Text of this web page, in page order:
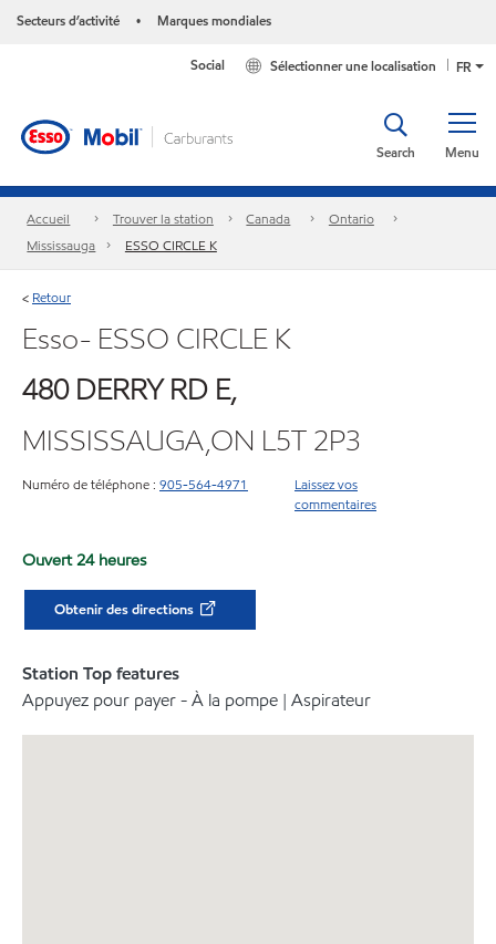
Secteurs d’activité • Marques mondiales
FR
Sélectionner une localisation
Social
Menu
Search
Accueil Trouver la station Canada
Ontario
Mississauga
ESSO CIRCLE K
< Retour
Esso- ESSO CIRCLE K
480 DERRY RD E,
MISSISSAUGA,ON L5T 2P3
Numéro de téléphone : 905-564-4971
Laissez vos
commentaires
Ouvert 24 heures
Obtenir des directions
Station Top features
Appuyez pour payer - À la pompe | Aspirateur